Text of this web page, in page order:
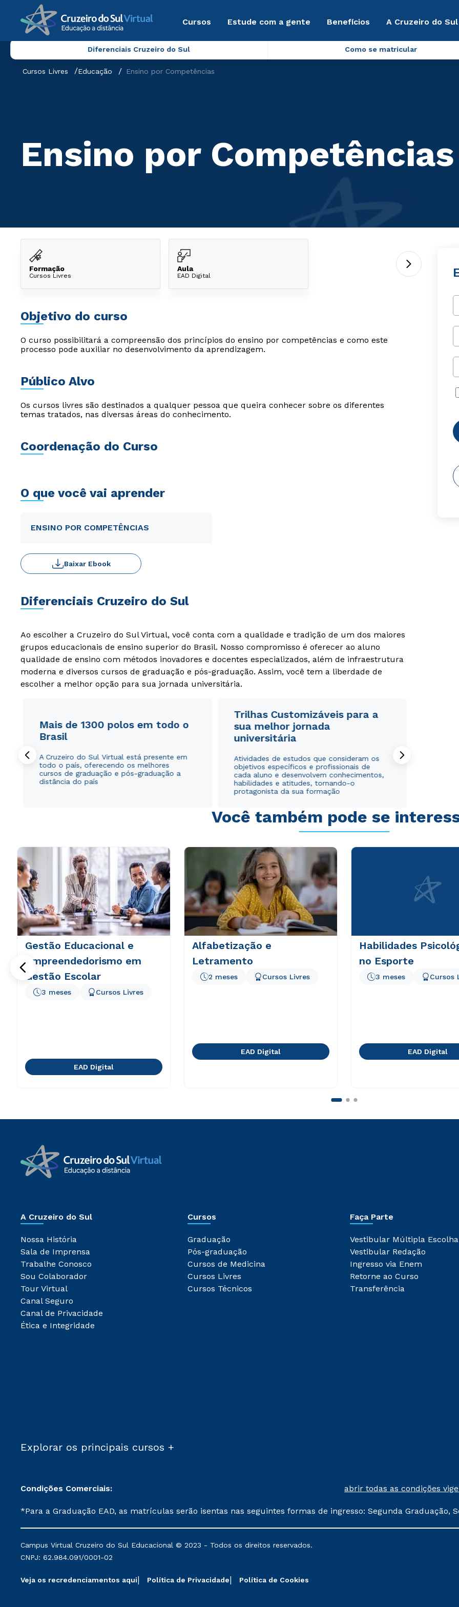
Cursos Estude com a gente Benefícios A Cruzeiro do
Diferenciais Cruzeiro do Sul Como se matricular
Cursos Livres Educação Ensino por Competências
Ensino por Competências
Formação
Cursos Livres
Aula
EAD Digital
Objetivo do curso
O curso possibilitará a compreensão dos princípios do ensino por competências e como este
processo pode auxiliar no desenvolvimento da aprendizagem.
Público Alvo
Os cursos livres são destinados a qualquer pessoa que queira conhecer sobre os diferentes
temas tratados, nas diversas áreas do conhecimento.
Coordenação do Curso
O que você vai aprender
ENSINO POR COMPETÊNCIAS
Baixar Ebook
Diferenciais Cruzeiro do Sul
Ao escolher a Cruzeiro do Sul Virtual, você conta com a qualidade e tradição de um dos maiores
grupos educacionais de ensino superior do Brasil. Nosso compromisso é oferecer ao aluno
qualidade de ensino com métodos inovadores e docentes especializados, além de infraestrutura
moderna e diversos cursos de graduação e pós-graduação. Assim, você tem a liberdade de
escolher a melhor opção para sua jornada universitária.
Mais de 1300 polos em todo o
Brasil
A Cruzeiro do Sul Virtual está presente em
todo o país, oferecendo os melhores
cursos de graduação e pós-graduação a
distância do país
Trilhas Customizáveis para a
sua melhor jornada
universitária
Atividades de estudos que consideram os
objetivos específicos e profissionais de
cada aluno e desenvolvem conhecimentos,
habilidades e atitudes, tornando-o
protagonista da sua formação
Você também pode se
Gestão Educacional e
Empreendedorismo em
Gestão Escolar
3 meses Cursos Livres
EAD Digital
Alfabetização e
Letramento
2 meses Cursos Livres
EAD Digital
Habilidades
no Esporte
3 meses Cursos
EAD Digital
A Cruzeiro do Sul
Nossa História
Sala de Imprensa
Trabalhe Conosco
Sou Colaborador
Tour Virtual
Canal Seguro
Canal de Privacidade
Ética e Integridade
Cursos
Graduação
Pós-graduação
Cursos de Medicina
Cursos Livres
Cursos Técnicos
Faça Parte
Vestibular Múltipla Escolha
Vestibular Redação
Ingresso via Enem
Retorne ao Curso
Transferência
Explorar os principais cursos +
Condições Comerciais: abrir todas as condições
*Para a Graduação EAD, as matrículas serão isentas nas seguintes formas de ingresso: Segunda Graduação,
mantidos conforme negociação. Descontos institucionais poderão sofrer alterações nos períodos de
serviços.
Campus Virtual Cruzeiro do Sul Educacional © 2023 - Todos os direitos reservados.
CNPJ: 62.984.091/0001-02
Veja os recredenciamentos aqui Política de Privacidade Política de Cookies
WhatsApp
ou
Estou de acordo com a Política de Privacidade.
autorizo que meus dados sejam utilizados para o
envio de conteúdos da Cruzeiro do Sul.
WhatsApp
ou
Estou de acordo com a Política de Privacidade.
autorizo que meus dados sejam utilizados para o
envio de conteúdos da Cruzeiro do Sul.